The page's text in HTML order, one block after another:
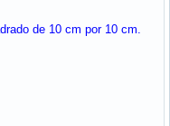
de 10 cm por 10 cm.